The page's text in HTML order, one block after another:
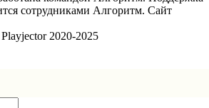
сотрудниками Алгоритм. Сайт
2020-2025